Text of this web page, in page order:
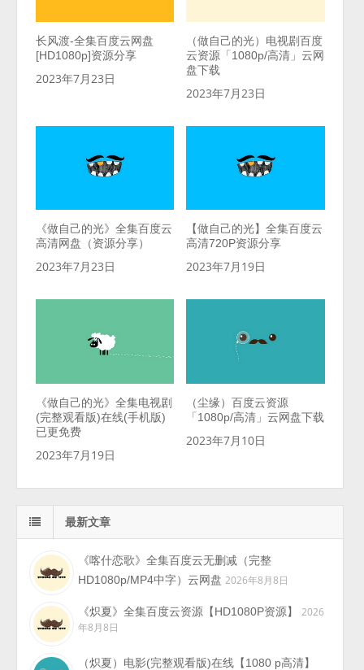
长风渡-全集百度云网盘
[HD1080p]资源分享
2023年7月23日
（做自己的光）电视剧百度
云资源「1080p/高清」云网
盘下载
2023年7月23日
《做自己的光》全集百度云
高清网盘（资源分享）
2023年7月23日
【做自己的光】全集百度云
高清720P资源分享
2023年7月19日
《做自己的光》全集电视剧
(完整观看版)在线(手机版)
已更免费
2023年7月19日
（尘缘）百度云资源
「1080p/高清」云网盘下载
2023年7月10日
最新文章
《喀什恋歌》全集百度云无删减（完整
HD1080p/MP4中字）云网盘 2026年8月8日
《炽夏》全集百度云资源【HD1080P资源】
2026
年8月8日
（炽夏）电影(完整观看版)在线【1080 p高清】